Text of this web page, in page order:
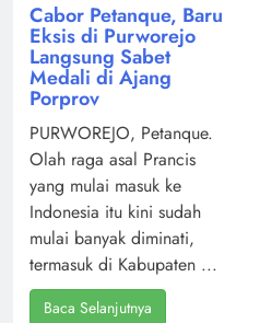
Cabor Petanque, Baru
Eksis di Purworejo
Langsung Sabet
Medali di Ajang
Porprov
PURWOREJO, Petanque.
Olah raga asal Prancis
yang mulai masuk ke
Indonesia itu kini sudah
mulai banyak diminati,
termasuk di Kabupaten ...
Baca Selanjutnya